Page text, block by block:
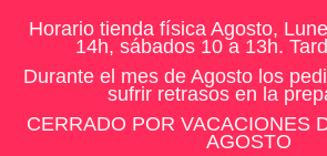
Horario tienda física Agosto,
14h, sábados 10 a 13h.
Durante el mes de Agosto los
sufrir retrasos en la
CERRADO POR VACACIONES
AGOSTO